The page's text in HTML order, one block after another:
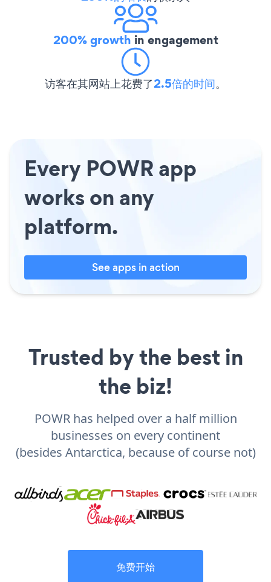
200% growth in engagement
访客在其网站上花费了2.5倍的时间。
Every POWR app
works on any
platform.
See apps in action
Trusted by the best in
the biz!
POWR has helped over a half million
businesses on every continent
(besides Antarctica, because of course not)
免费开始